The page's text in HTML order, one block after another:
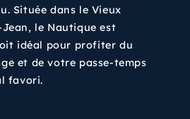
Située dans le Vieux
le Nautique est
idéal pour profiter du
et de votre passe-temps
favori.